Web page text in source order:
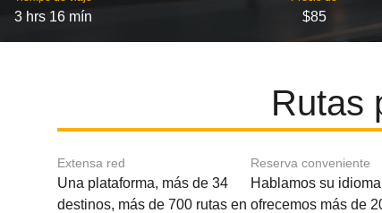
3 hrs 16 mín $85
Rutas
Extensa red
Una plataforma, más de 34
destinos, más de 700 rutas en
Reserva conveniente
Hablamos su
ofrecemos más de